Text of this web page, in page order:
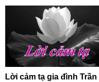
Lời cảm tạ gia đình Trần